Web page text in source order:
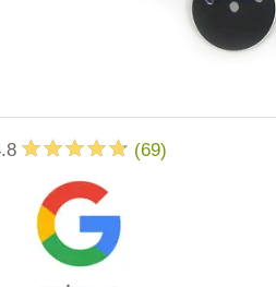
(69)